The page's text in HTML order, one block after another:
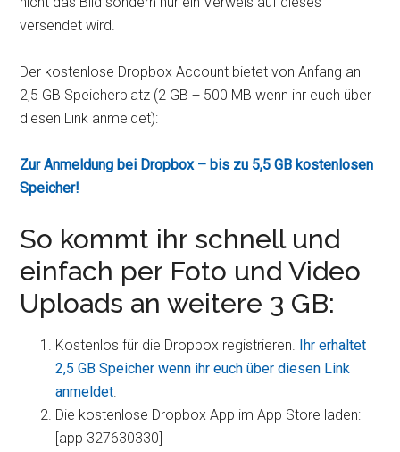
versendet wird.
Der kostenlose Dropbox Account bietet von Anfang an
2,5 GB Speicherplatz (2 GB + 500 MB wenn ihr euch über
diesen Link anmeldet):
Zur Anmeldung bei Dropbox – bis zu 5,5 GB kostenlosen
Speicher!
So kommt ihr schnell und
einfach per Foto und Video
Uploads an weitere 3 GB:
Kostenlos für die Dropbox registrieren. Ihr erhaltet
2,5 GB Speicher wenn ihr euch über diesen Link
anmeldet.
Die kostenlose Dropbox App im App Store laden:
[app 327630330]